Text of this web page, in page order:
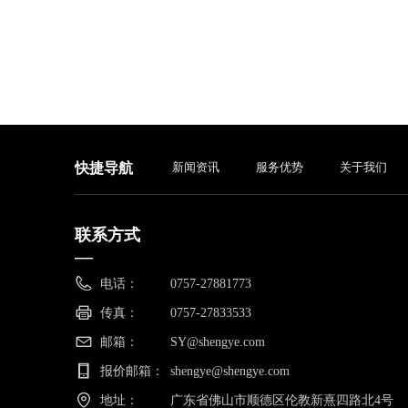
快捷导航 新闻资讯 服务优势 关于我们
联系方式
—
电话： 0757-27881773
传真： 0757-27833533
邮箱： SY@shengye.com
报价邮箱： shengye@shengye.com
地址： 广东省佛山市顺德区伦教新熹四路北4号